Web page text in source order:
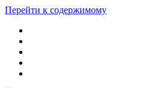
Перейти к содержимому